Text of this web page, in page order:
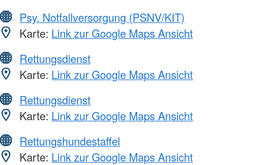
Psy. Notfallversorgung (PSNV/KIT)
Karte: Link zur Google Maps Ansicht
Rettungsdienst
Karte: Link zur Google Maps Ansicht
Rettungsdienst
Karte: Link zur Google Maps Ansicht
Rettungshundestaffel
Karte: Link zur Google Maps Ansicht